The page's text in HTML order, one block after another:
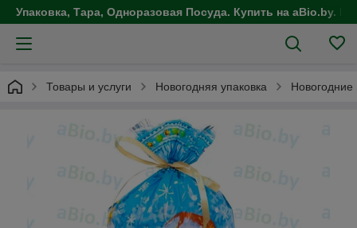
Упаковка, Тара, Одноразовая Посуда. Купить на aBio.by.
Товары и услуги Новогодняя упаковка